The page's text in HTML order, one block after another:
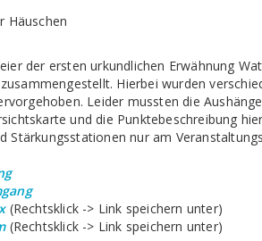
Häuschen
der ersten urkundlichen Erwähnung
Hierbei wurden
Leider mussten die
und die Punktebeschreibung
Stärkungsstationen nur am
(Rechtsklick -> Link speichern unter)
(Rechtsklick -> Link speichern unter)